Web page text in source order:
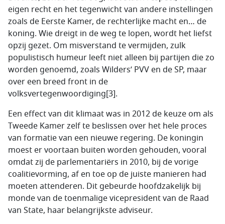
eigen recht en het tegenwicht van andere instellingen
zoals de Eerste Kamer, de rechterlijke macht en… de
koning. Wie dreigt in de weg te lopen, wordt het liefst
opzij gezet. Om misverstand te vermijden, zulk
populistisch humeur leeft niet alleen bij partijen die zo
worden genoemd, zoals Wilders’ PVV en de SP, maar
over een breed front in de
volksvertegenwoordiging[3].
Een effect van dit klimaat was in 2012 de keuze om als
Tweede Kamer zelf te beslissen over het hele proces
van formatie van een nieuwe regering. De koningin
moest er voortaan buiten worden gehouden, vooral
omdat zij de parlementariërs in 2010, bij de vorige
coalitievorming, af en toe op de juiste manieren had
moeten attenderen. Dit gebeurde hoofdzakelijk bij
monde van de toenmalige vicepresident van de Raad
van State, haar belangrijkste adviseur.